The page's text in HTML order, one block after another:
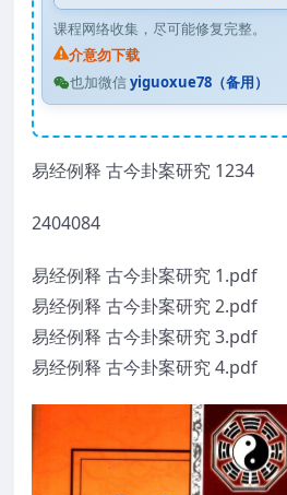
课程网络收集，尽可能修复完整。
介意勿下载
也加微信yiguoxue78（备用）
易经例释 古今卦案研究 1234
2404084
易经例释 古今卦案研究 1.pdf
易经例释 古今卦案研究 2.pdf
易经例释 古今卦案研究 3.pdf
易经例释 古今卦案研究 4.pdf